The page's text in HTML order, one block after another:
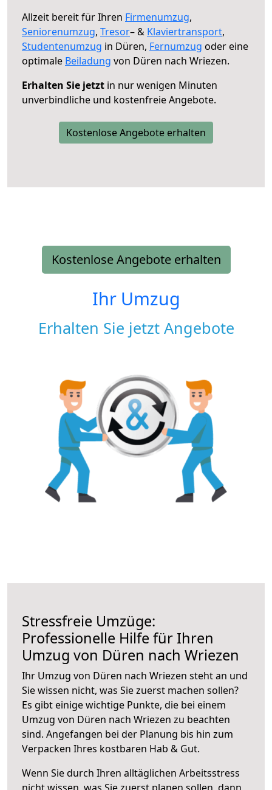
Allzeit bereit für Ihren Firmenumzug,
Seniorenumzug, Tresor– & Klaviertransport,
Studentenumzug in Düren, Fernumzug oder eine
optimale Beiladung von Düren nach Wriezen.
Erhalten Sie jetzt in nur wenigen Minuten
unverbindliche und kostenfreie Angebote.
Kostenlose Angebote erhalten
Kostenlose Angebote erhalten
Ihr Umzug
Erhalten Sie jetzt Angebote
Stressfreie Umzüge:
Professionelle Hilfe für Ihren
Umzug von Düren nach Wriezen
Ihr Umzug von Düren nach Wriezen steht an und
Sie wissen nicht, was Sie zuerst machen sollen?
Es gibt einige wichtige Punkte, die bei einem
Umzug von Düren nach Wriezen zu beachten
sind. Angefangen bei der Planung bis hin zum
Verpacken Ihres kostbaren Hab & Gut.
Wenn Sie durch Ihren alltäglichen Arbeitsstress